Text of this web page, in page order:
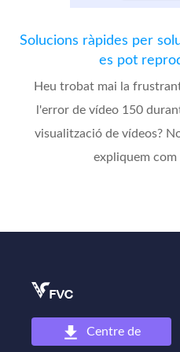
Solucions ràpides per
es pot
Heu trobat mai la
l'error de vídeo 150
visualització de vídeos?
expliquem
Centre de